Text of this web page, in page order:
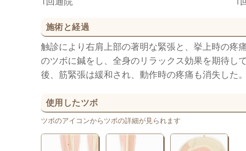
施術と経過
触診により右肩上部の著明な緊張と、挙上時の疼
のツボに鍼をし、全身のリラックス効果を期待し
後、筋緊張は緩和され、動作時の疼痛も消失した。
使用したツボ
ツボのアイコンからツボの詳細が見られます